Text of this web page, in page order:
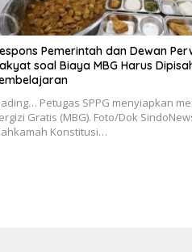
Pemerintah dan Dewan
soal Biaya MBG Harus
Petugas SPPG menyiapkan
Gratis (MBG). Foto/Dok
Konstitusi…